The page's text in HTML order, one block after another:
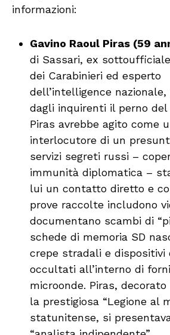
informazioni:
Gavino Raoul Piras (59
di Sassari, ex
dei Carabinieri ed esperto
dell’intelligence
dagli inquirenti il perno del
Piras avrebbe agito come
interlocutore di un
servizi segreti russi –
immunità diplomatica –
lui un contatto diretto e
prove raccolte includono
documentano scambi di
schede di memoria SD
crepe stradali e dispositivi
occultati all’interno di
microonde. Piras, decorato
la prestigiosa “Legione al
statunitense, si